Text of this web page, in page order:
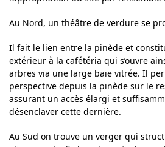
Au Nord, un théâtre de verdure se
Il fait le lien entre la pinède et
extérieur à la cafétéria qui s’ouvre
arbres via une large baie vitrée. Il
perspective depuis la pinède sur le
assurant un accès élargi et
désenclaver cette dernière.
Au Sud on trouve un verger qui